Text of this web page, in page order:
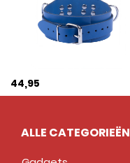
44,95
ALLE CATEGORIEËN